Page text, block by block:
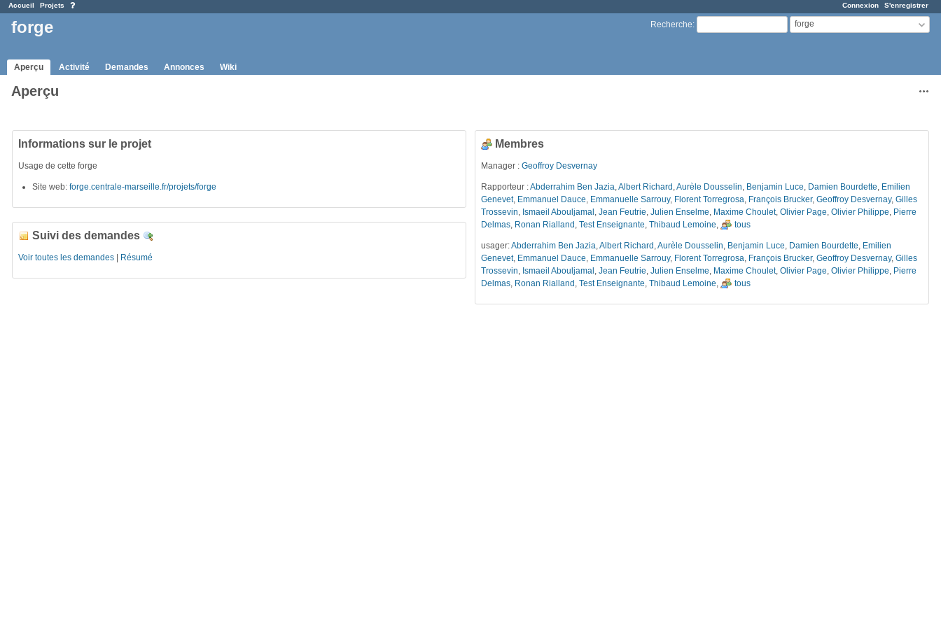
Connexion S'enregistrer
Accueil Projets
Recherche: forge
forge
Aperçu Activité Demandes Annonces Wiki
Aperçu
Informations sur le projet
Usage de cette forge
Site web: forge.centrale-marseille.fr/projets/forge
Suivi des demandes
Voir toutes les demandes | Résumé
Membres
Manager : Geoffroy Desvernay
Rapporteur :Abderrahim Ben Jazia,Albert Richard,Aurèle Dousselin, Benjamin Luce, Damien Bourdette, Emilien
Genevet, Emmanuel Dauce, Emmanuelle Sarrouy, Florent Torregrosa, François Brucker, Geoffroy Desvernay, Gilles
Trossevin, Ismaeil Abouljamal, Jean Feutrie, Julien Enselme, Maxime Choulet, Olivier Page, Olivier Philippe, Pierre
Delmas, Ronan Rialland, Test Enseignante, Thibaud Lemoine, tous
usager:Abderrahim Ben Jazia,Albert Richard,Aurèle Dousselin, Benjamin Luce, Damien Bourdette, Emilien
Genevet, Emmanuel Dauce, Emmanuelle Sarrouy, Florent Torregrosa, François Brucker, Geoffroy Desvernay, Gilles
Trossevin, Ismaeil Abouljamal, Jean Feutrie, Julien Enselme, Maxime Choulet, Olivier Page, Olivier Philippe, Pierre
Delmas, Ronan Rialland, Test Enseignante, Thibaud Lemoine, tous